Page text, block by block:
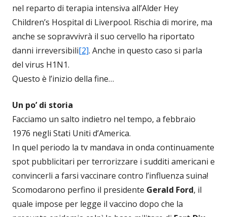
nel reparto di terapia intensiva all’Alder Hey
Children’s Hospital di Liverpool. Rischia di morire, ma
anche se sopravvivrà il suo cervello ha riportato
danni irreversibili[2]. Anche in questo caso si parla
del virus H1N1.
Questo è l’inizio della fine…
Un po’ di storia
Facciamo un salto indietro nel tempo, a febbraio
1976 negli Stati Uniti d’America.
In quel periodo la tv mandava in onda continuamente
spot pubblicitari per terrorizzare i sudditi americani e
convincerli a farsi vaccinare contro l’influenza suina!
Scomodarono perfino il presidente Gerald Ford, il
quale impose per legge il vaccino dopo che la